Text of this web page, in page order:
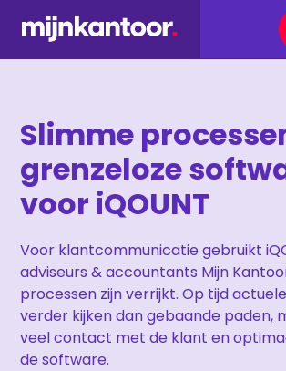
Slimme
grenzeloze
voor iQOUNT
Voor klantcommunicatie gebruikt
adviseurs & accountants Mijn
processen zijn verrijkt. Op tijd
verder kijken dan gebaande paden,
veel contact met de klant en
de software.